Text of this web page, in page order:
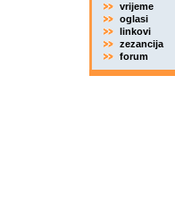
vrijeme
oglasi
linkovi
zezancija
forum